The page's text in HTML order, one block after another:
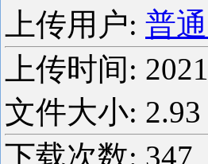
上传用户: 普
上传时间:
文件大小:
下载次数: 347